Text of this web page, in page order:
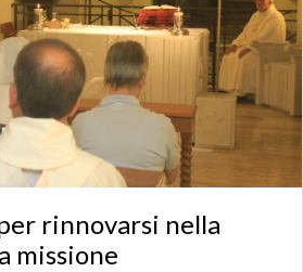
rinnovarsi nella
missione